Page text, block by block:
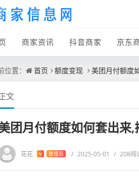
商家资讯 抖音商家 京东
位置： 首页 额度变现 美团月付额度
文
团月付额度如何套出来
花花 V 管理员 / 2025-05-01 / 208阅